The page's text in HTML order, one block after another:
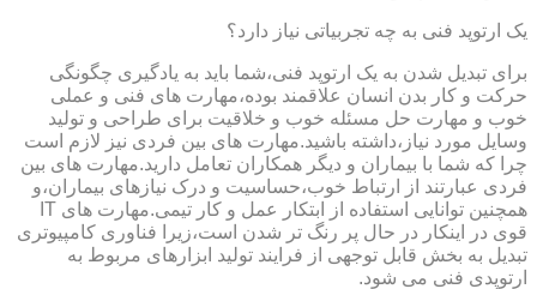
یک ارتوپد فنی به چه تجربیاتی نیاز دارد؟
برای تبدیل شدن به یک ارتوپد فنی،شما باید به یادگیری چگونگی
حرکت و کار بدن انسان علاقمند بوده،مهارت های فنی و عملی
خوب و مهارت حل مسئله خوب و خلاقیت برای طراحی و تولید
وسایل مورد نیاز،داشته باشید.مهارت های بین فردی نیز لازم است
چرا که شما با بیماران و دیگر همکاران تعامل دارید.مهارت های بین
فردی عبارتند از ارتباط خوب،حساسیت و درک نیازهای بیماران،و
همچنین توانایی استفاده از ابتکار عمل و کار تیمی.مهارت های IT
قوی در اینکار در حال پر رنگ تر شدن است،زیرا فناوری کامپیوتری
تبدیل به بخش قابل توجهی از فرایند تولید ابزارهای مربوط به
ارتوپدی فنی می شود.